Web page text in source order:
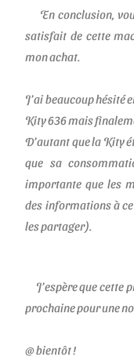
En conclusion,
satisfait de cette
mon achat.
J’ai beaucoup hésité
Kity 636 mais
D’autant que la Kity
que sa
importante que les
des informations à
les partager).
J’espère que cette
prochaine pour une
@ bientôt !